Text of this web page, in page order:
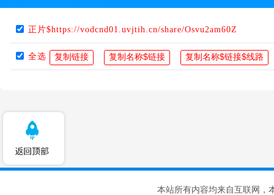
正片$https://vodcnd01.uvjtih.cn/share/Osvu2am60Z
全选
本站所有内容均来自互联网，